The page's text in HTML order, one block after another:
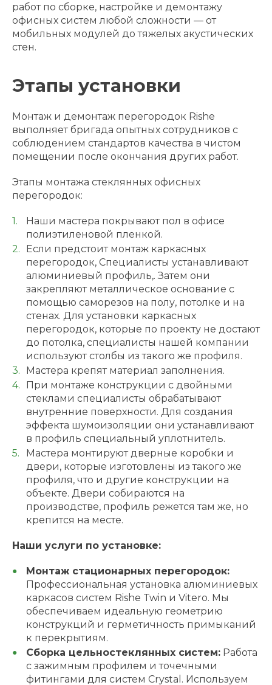
работ по сборке, настройке и демонтажу
офисных систем любой сложности — от
мобильных модулей до тяжелых акустических
стен.
Этапы установки
Монтаж и демонтаж перегородок Rishe
выполняет бригада опытных сотрудников с
соблюдением стандартов качества в чистом
помещении после окончания других работ.
Этапы монтажа стеклянных офисных
перегородок:
Наши мастера покрывают пол в офисе
полиэтиленовой пленкой.
Если предстоит монтаж каркасных
перегородок, Специалисты устанавливают
алюминиевый профиль,. Затем они
закрепляют металлическое основание с
помощью саморезов на полу, потолке и на
стенах. Для установки каркасных
перегородок, которые по проекту не достают
до потолка, специалисты нашей компании
используют столбы из такого же профиля.
Мастера крепят материал заполнения.
При монтаже конструкции с двойными
стеклами специалисты обрабатывают
внутренние поверхности. Для создания
эффекта шумоизоляции они устанавливают
в профиль специальный уплотнитель.
Мастера монтируют дверные коробки и
двери, которые изготовлены из такого же
профиля, что и другие конструкции на
объекте. Двери собираются на
производстве, профиль режется там же, но
крепится на месте.
Наши услуги по установке:
Монтаж стационарных перегородок:
Профессиональная установка алюминиевых
каркасов систем Rishe Twin и Vitero. Мы
обеспечиваем идеальную геометрию
конструкций и герметичность примыканий
к перекрытиям.
Сборка цельностеклянных систем:Работа
с зажимным профилем и точечными
фитингами для систем Crystal. Используем